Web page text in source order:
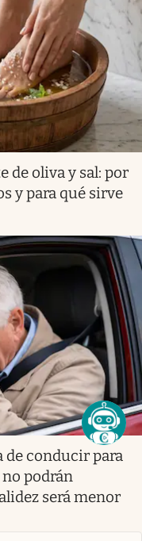
de oliva y sal: por
y para qué sirve
de conducir para
no podrán
será menor